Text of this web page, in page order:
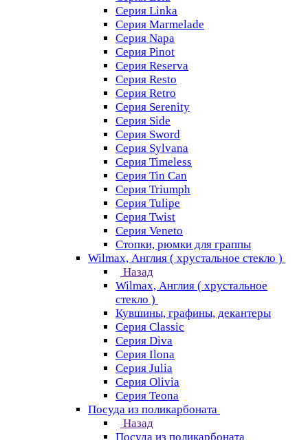
Серия Linka
Серия Marmelade
Серия Napa
Серия Pinot
Серия Reserva
Серия Resto
Серия Retro
Серия Serenity
Серия Side
Серия Sword
Серия Sуlvana
Серия Timeless
Серия Tin Can
Серия Triumph
Серия Tulipe
Серия Twist
Серия Veneto
Стопки, рюмки для граппы
Wilmax, Англия ( хрустальное стекло )
Назад
Wilmax, Англия ( хрустальное
стекло )
Кувшины, графины, декантеры
Серия Classic
Серия Diva
Серия Ilona
Серия Julia
Серия Olivia
Серия Teona
Посуда из поликарбоната
Назад
Посуда из поликарбоната